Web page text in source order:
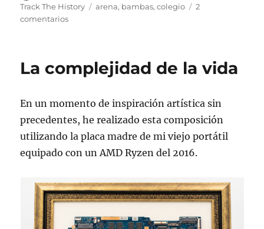
el
Track The History
Etiquetas
arena, bambas,colegio
2
comentariosen
las
bambas
mis
hijos
La complejidad de la vida
En un momento de inspiración artística sin
precedentes, he realizado esta composición
utilizando la placa madre de mi viejo portátil
equipado con un AMD Ryzen del 2016.